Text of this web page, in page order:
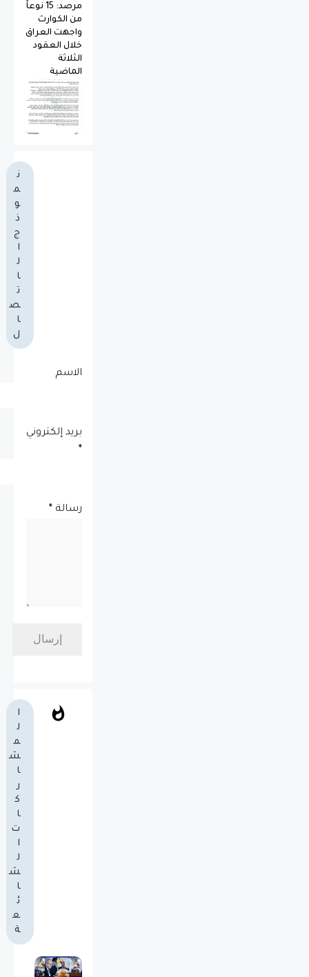
مرصد: 15 نوعاً
من الكوارث
واجهت العراق
خلال العقود
الثلاثة
الماضية
ن
م
و
ذ
ج
ا
ل
ا
ت
ص
ا
ل
الاسم
بريد إلكتروني
*
رسالة *
ا
ل
م
ش
ا
ر
ك
ا
ت
ا
ل
ش
ا
ئ
ع
ة